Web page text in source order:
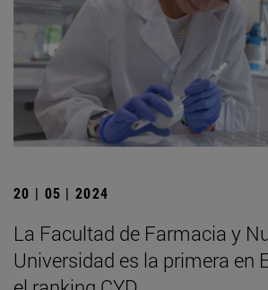
20 | 05 | 2024
La Facultad de Farmacia y
Universidad es la primera en